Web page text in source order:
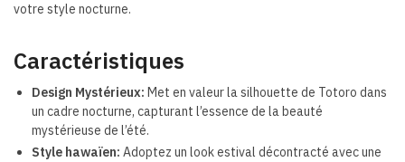
votre style nocturne.
Caractéristiques
Design Mystérieux: Met en valeur la silhouette de Totoro dans
un cadre nocturne, capturant l’essence de la beauté
mystérieuse de l’été.
Style hawaïen: Adoptez un look estival décontracté avec une